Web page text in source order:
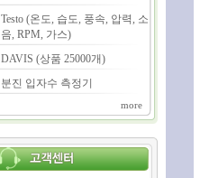
Testo (온도, 습도, 풍속, 압력, 소
음, RPM, 가스)
DAVIS (상품 25000개)
분진 입자수 측정기
more